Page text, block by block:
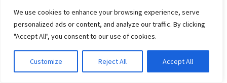
We use cookies to enhance your browsing experience, serve
personalized ads or content, and analyze our traffic. By clicking
"Accept All", you consent to our use of cookies.
Customize Reject All Accept All
Je hoeft niet voor elke verplaatsing de auto te nemen.